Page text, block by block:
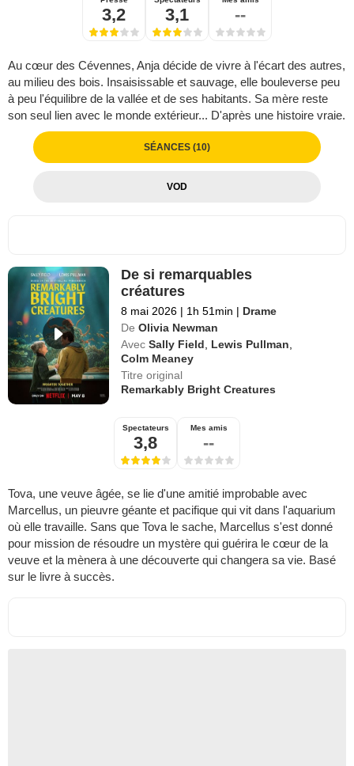
3,2 3,1 --
Au cœur des Cévennes, Anja décide de vivre à l'écart des autres,
au milieu des bois. Insaisissable et sauvage, elle bouleverse peu
à peu l'équilibre de la vallée et de ses habitants. Sa mère reste
son seul lien avec le monde extérieur... D'après une histoire vraie.
SÉANCES (10)
VOD
De si remarquables
créatures
8 mai 2026 | 1h 51min | Drame
De Olivia Newman
Avec Sally Field, Lewis Pullman,
Colm Meaney
Titre original
Remarkably Bright Creatures
Spectateurs
3,8
Mes amis
--
Tova, une veuve âgée, se lie d'une amitié improbable avec
Marcellus, un pieuvre géante et pacifique qui vit dans l'aquarium
où elle travaille. Sans que Tova le sache, Marcellus s'est donné
pour mission de résoudre un mystère qui guérira le cœur de la
veuve et la mènera à une découverte qui changera sa vie. Basé
sur le livre à succès.